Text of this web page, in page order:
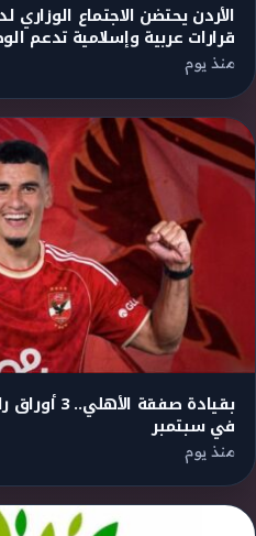
الأردن يحتضن الاجتماع
قرارات عربية وإسلامية تدعم
منذ يوم
بقيادة
في سبتمبر
منذ يوم